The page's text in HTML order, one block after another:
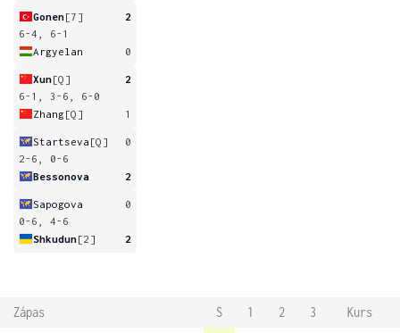
Gonen[7]
2
6-4, 6-1
Argyelan
0
Xun[Q]
2
6-1, 3-6, 6-0
Zhang[Q] 1
Startseva [Q]
0
2-6, 0-6
Bessonova
2
Sapogova
0
0-6, 4-6
Shkudun[2] 2
Zápas S 1 2 3
Kurs